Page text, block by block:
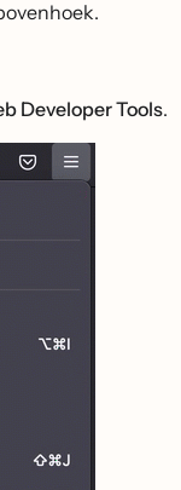
Developer Tools.